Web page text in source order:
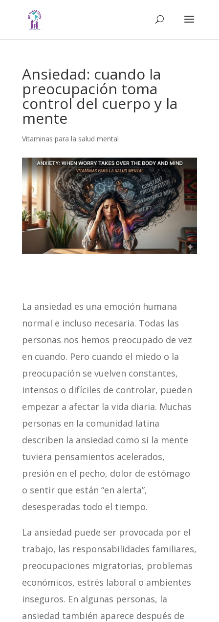
Ansiedad: cuando la
preocupación toma
control del cuerpo y la
mente
Vitaminas para la salud mental
La ansiedad es una emoción humana
normal e incluso necesaria. Todas las
personas nos hemos preocupado de vez
en cuando. Pero cuando el miedo o la
preocupación se vuelven constantes,
intensos o difíciles de controlar, pueden
empezar a afectar la vida diaria. Muchas
personas en la comunidad latina
describen la ansiedad como si la mente
tuviera pensamientos acelerados,
presión en el pecho, dolor de estómago
o sentir que están “en alerta”,
desesperadas todo el tiempo.
La ansiedad puede ser provocada por el
trabajo, las responsabilidades familiares,
preocupaciones migratorias, problemas
económicos, estrés laboral o ambientes
inseguros. En algunas personas, la
ansiedad también aparece después de